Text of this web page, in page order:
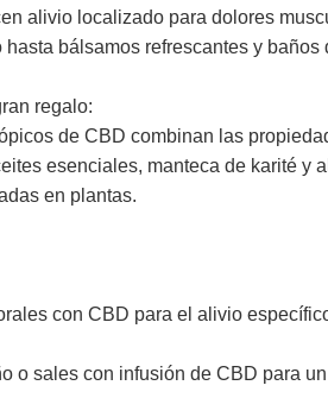
alivio localizado para dolores
hasta bálsamos refrescantes y
regalo:
de CBD combinan las
esenciales, manteca de karité y
en plantas.
con CBD para el alivio
o sales con infusión de CBD para